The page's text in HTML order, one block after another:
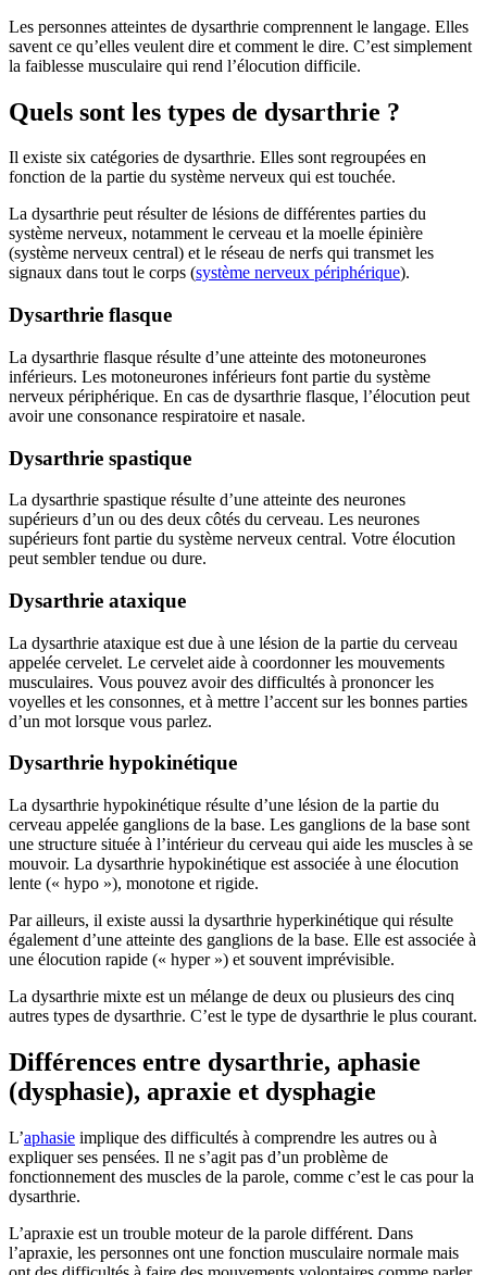
Les personnes atteintes de dysarthrie comprennent le langage. Elles
savent ce qu’elles veulent dire et comment le dire. C’est simplement
la faiblesse musculaire qui rend l’élocution difficile.
Quels sont les types de dysarthrie ?
Il existe six catégories de dysarthrie. Elles sont regroupées en
fonction de la partie du système nerveux qui est touchée.
La dysarthrie peut résulter de lésions de différentes parties du
système nerveux, notamment le cerveau et la moelle épinière
(système nerveux central) et le réseau de nerfs qui transmet les
signaux dans tout le corps (système nerveux périphérique).
Dysarthrie flasque
La dysarthrie flasque résulte d’une atteinte des motoneurones
inférieurs. Les motoneurones inférieurs font partie du système
nerveux périphérique. En cas de dysarthrie flasque, l’élocution peut
avoir une consonance respiratoire et nasale.
Dysarthrie spastique
La dysarthrie spastique résulte d’une atteinte des neurones
supérieurs d’un ou des deux côtés du cerveau. Les neurones
supérieurs font partie du système nerveux central. Votre élocution
peut sembler tendue ou dure.
Dysarthrie ataxique
La dysarthrie ataxique est due à une lésion de la partie du cerveau
appelée cervelet. Le cervelet aide à coordonner les mouvements
musculaires. Vous pouvez avoir des difficultés à prononcer les
voyelles et les consonnes, et à mettre l’accent sur les bonnes parties
d’un mot lorsque vous parlez.
Dysarthrie hypokinétique
La dysarthrie hypokinétique résulte d’une lésion de la partie du
cerveau appelée ganglions de la base. Les ganglions de la base sont
une structure située à l’intérieur du cerveau qui aide les muscles à se
mouvoir. La dysarthrie hypokinétique est associée à une élocution
lente (« hypo »), monotone et rigide.
Par ailleurs, il existe aussi la dysarthrie hyperkinétique qui résulte
également d’une atteinte des ganglions de la base. Elle est associée à
une élocution rapide (« hyper ») et souvent imprévisible.
La dysarthrie mixte est un mélange de deux ou plusieurs des cinq
autres types de dysarthrie. C’est le type de dysarthrie le plus courant.
Différences entre dysarthrie, aphasie
(dysphasie), apraxie et dysphagie
L’aphasie implique des difficultés à comprendre les autres ou à
expliquer ses pensées. Il ne s’agit pas d’un problème de
fonctionnement des muscles de la parole, comme c’est le cas pour la
dysarthrie.
L’apraxie est un trouble moteur de la parole différent. Dans
l’apraxie, les personnes ont une fonction musculaire normale mais